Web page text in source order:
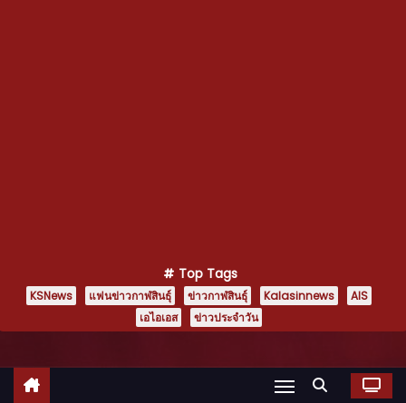
Top Tags
KSNews แฟนข่าวกาฬสินธุ์ ข่าวกาฬสินธุ์ Kalasinnews
AIS
เอไอเอส
ข่าวประจำวัน